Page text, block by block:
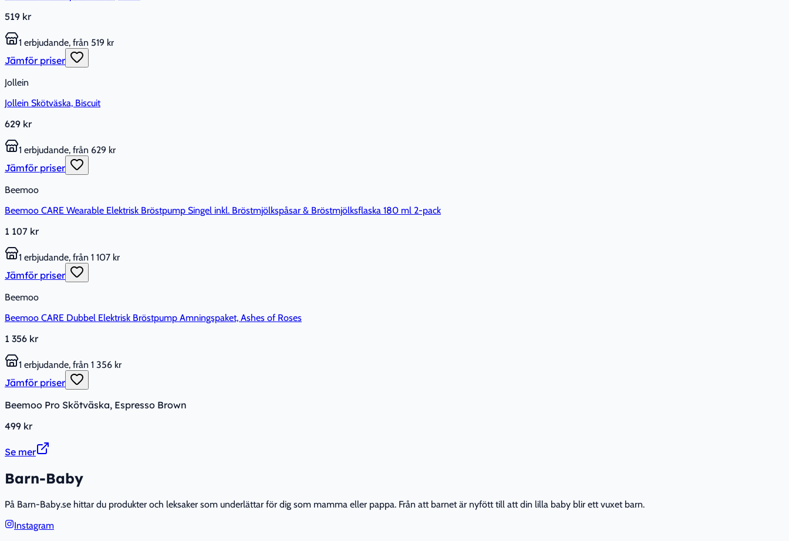
519 kr
1 erbjudande, från 519 kr
Jämför priser
Jollein
Jollein Skötväska, Biscuit
629 kr
1 erbjudande, från 629 kr
Jämför priser
Beemoo
Beemoo CARE Wearable Elektrisk Bröstpump Singel inkl. Bröstmjölkspåsar & Bröstmjölksflaska 180 ml 2-pack
1 107 kr
1 erbjudande, från 1 107 kr
Jämför priser
Beemoo
Beemoo CARE Dubbel Elektrisk Bröstpump Amningspaket, Ashes of Roses
1 356 kr
1 erbjudande, från 1 356 kr
Jämför priser
Beemoo Pro Skötväska, Espresso Brown
499 kr
Se mer
Barn-Baby
På Barn-Baby.se hittar du produkter och leksaker som underlättar för dig som mamma eller pappa. Från att barnet är nyfött till att din lilla baby blir ett vuxet barn.
Instagram